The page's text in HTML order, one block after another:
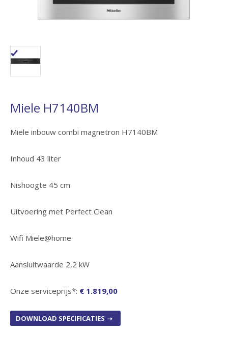
Miele H7140BM
Miele inbouw combi magnetron H7140BM
Inhoud 43 liter
Nishoogte 45 cm
Uitvoering met Perfect Clean
Wifi Miele@home
Aansluitwaarde 2,2 kW
Onze serviceprijs*: € 1.819,00
DOWNLOAD SPECIFICATIES